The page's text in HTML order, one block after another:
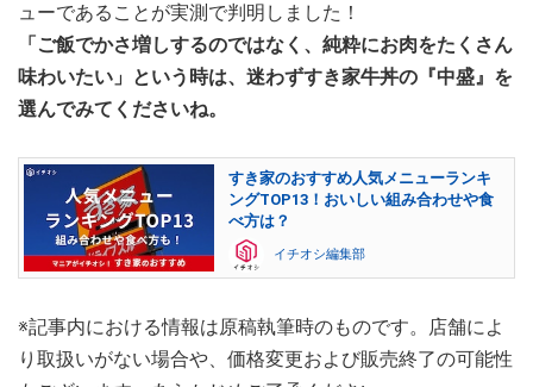
ューであることが実測で判明しました！
「ご飯でかさ増しするのではなく、純粋にお肉をたくさん
味わいたい」という時は、迷わずすき家牛丼の『中盛』を
選んでみてくださいね。
すき家のおすすめ人気メニューランキ
ングTOP13！おいしい組み合わせや食
べ方は？
イチオシ編集部
※記事内における情報は原稿執筆時のものです。店舗によ
り取扱いがない場合や、価格変更および販売終了の可能性